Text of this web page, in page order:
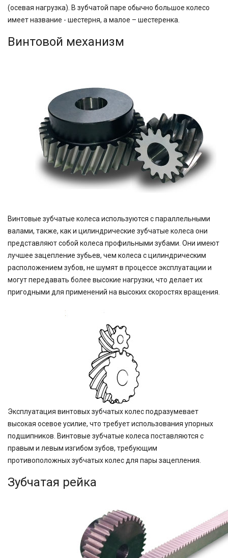
(осевая нагрузка). В зубчатой паре обычно большое колесо
имеет название - шестерня, а малое – шестеренка.
Винтовой механизм
Винтовые зубчатые колеса используются с параллельными
валами, также, как и цилиндрические зубчатые колеса они
представляют собой колеса профильными зубами. Они имеют
лучшее зацепление зубьев, чем колеса с цилиндрическим
расположением зубов, не шумят в процессе эксплуатации и
могут передавать более высокие нагрузки, что делает их
пригодными для применений на высоких скоростях вращения.
Эксплуатация винтовых зубчатых колес подразумевает
высокая осевое усилие, что требует использования упорных
подшипников. Винтовые зубчатые колеса поставляются с
правым и левым изгибом зубов, требующим
противоположных зубчатых колес для пары зацепления.
Зубчатая рейка